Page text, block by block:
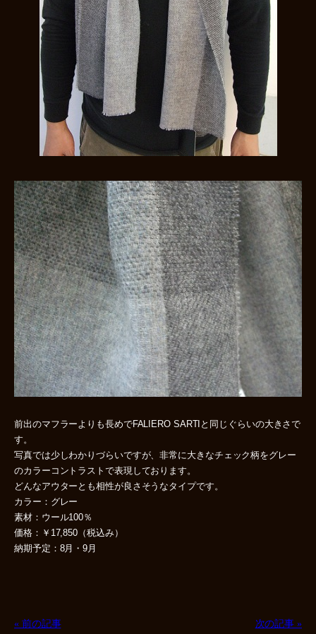
前出のマフラーよりも長めでFALIERO SARTIと同じぐらいの大きさで
す。
写真では少しわかりづらいですが、非常に大きなチェック柄をグレー
のカラーコントラストで表現しております。
どんなアウターとも相性が良さそうなタイプです。
カラー：グレー
素材：ウール100％
価格：￥17,850（税込み）
納期予定：8月・9月
« 前の記事 次の記事 »